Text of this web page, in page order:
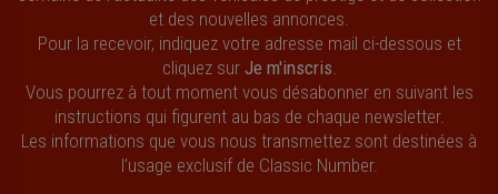
et des nouvelles annonces.
Pour la recevoir, indiquez votre adresse mail ci-dessous et
cliquez sur Je m'inscris
Vous pourrez à tout moment vous désabonner en suivant les
instructions qui figurent au bas de chaque newsletter.
Les informations que vous nous transmettez sont destinées à
l’usage exclusif de Classic Number.